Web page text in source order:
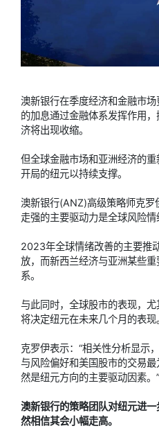
澳新银行在季度经济和金融市
的加息通过金融体系发挥作用
济将出现收缩。
但全球金融市场和亚洲经济的
开局的纽元以持续支撑。
澳新银行(ANZ)高级策略师克
走强的主要驱动力是全球风险情
2023年全球情绪改善的主要推
放，而新西兰经济与亚洲某些
系。
与此同时，全球股市的表现，
将决定纽元在未来几个月的表现
克罗伊表示：“相关性分析显示
与风险偏好和美国股市的交易
然是纽元方向的主要驱动因素。”
澳新银行的策略团队对纽元进
然相信其会小幅走高。